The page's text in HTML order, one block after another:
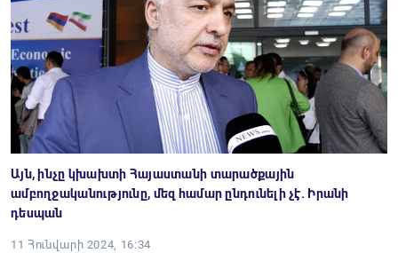
Այն, ինչը կխախտի Հայաստանի տարածքային
ամբողջականությունը, մեզ համար ընդունելի չէ. Իրանի
դեսպան
11 Հունվարի 2024, 16:34